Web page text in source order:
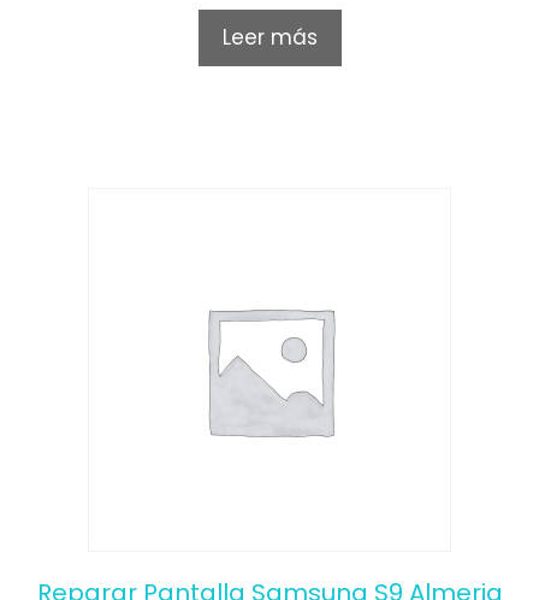
0
u
Leer más
Reparar Pantalla Samsung S9 Almeria